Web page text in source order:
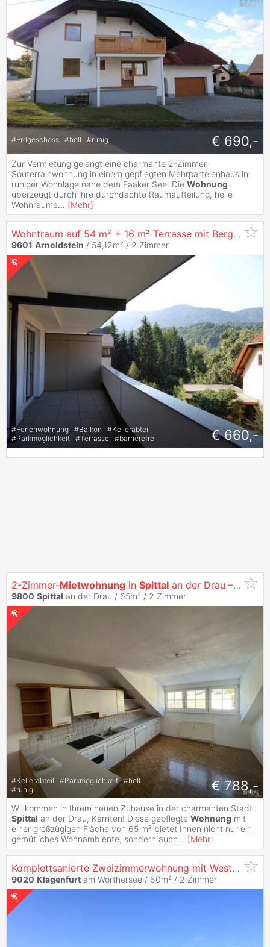
#Erdgeschoss #hell #ruhig € 690,-
Zur Vermietung gelangt eine charmante 2-Zimmer-
Souterrainwohnung in einem gepflegten Mehrparteienhaus in
ruhiger Wohnlage nahe dem Faaker See. Die Wohnung
überzeugt durch ihre durchdachte Raumaufteilung, helle
Wohnräume... [Mehr]
Wohntraum auf 54 m² + 16 m² Terrasse mit Bergblick
9601 Arnoldstein / 54,12m² / 2 Zimmer
#Ferienwohnung #Balkon #Kellerabteil
#Parkmöglichkeit #Terrasse #barrierefrei € 660,-
2-Zimmer-Mietwohnung in Spittal an der Drau – Ihr neues Zuhause!
9800 Spittal an der Drau / 65m² / 2 Zimmer
#Kellerabteil #Parkmöglichkeit #hell
#ruhig € 788,-
Willkommen in Ihrem neuen Zuhause in der charmanten Stadt
Spittal an der Drau, Kärnten! Diese gepflegte Wohnung mit
einer großzügigen Fläche von 65 m² bietet Ihnen nicht nur ein
gemütliches Wohnambiente, sondern auch... [Mehr]
Komplettsanierte Zweizimmerwohnung mit Westloggia und Fernsicht Nahe der Innenstadt
9020 Klagenfurt am Wörthersee / 60m² / 2 Zimmer